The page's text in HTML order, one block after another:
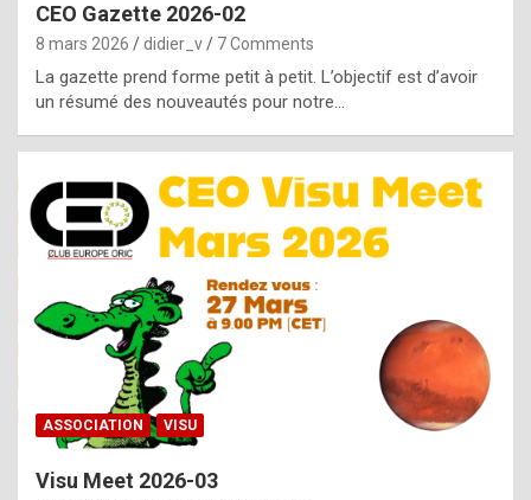
g
e
n
u
i
n
e
R
o
CEO Gazette 2026-02
8 mars 2026 didier_v 7 Comments
La gazette prend forme petit à petit. L’objectif est d’avoir
un résumé des nouveautés pour notre…
ASSOCIATION VISU
Visu Meet 2026-03